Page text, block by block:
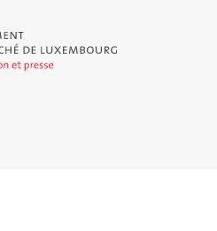
de Luxembourg - Service